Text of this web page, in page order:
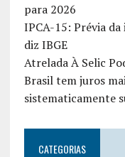
para 2026
IPCA-15: Prévia
diz IBGE
Atrelada À Selic
Brasil tem juros
sistematicamente
CATEGORIAS